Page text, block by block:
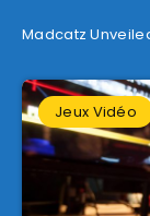
Madcatz
Jeux Vidéo